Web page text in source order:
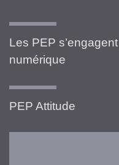
Les PEP
numérique
PEP Attitude